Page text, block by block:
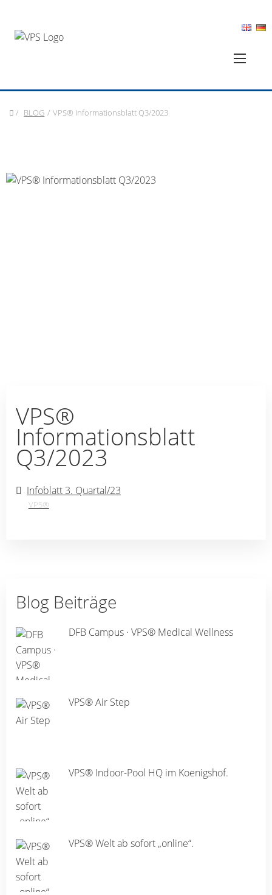
/ BLOG / VPS® Informationsblatt Q3/2023
VPS®
Informationsblatt
Q3/2023
Infoblatt 3. Quartal/23
VPS®
Blog Beiträge
DFB Campus · VPS® Medical Wellness
VPS® Air Step
VPS® Indoor-Pool HQ im Koenigshof.
VPS® Welt ab sofort „online“.